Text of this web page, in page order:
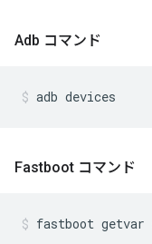
Adb コマンド
Fastboot コマンド
fastboot getvar